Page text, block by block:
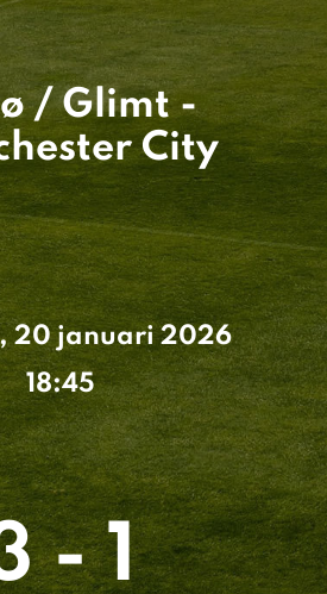
/ Glimt -
City
20 januari 2026
18:45
- 1